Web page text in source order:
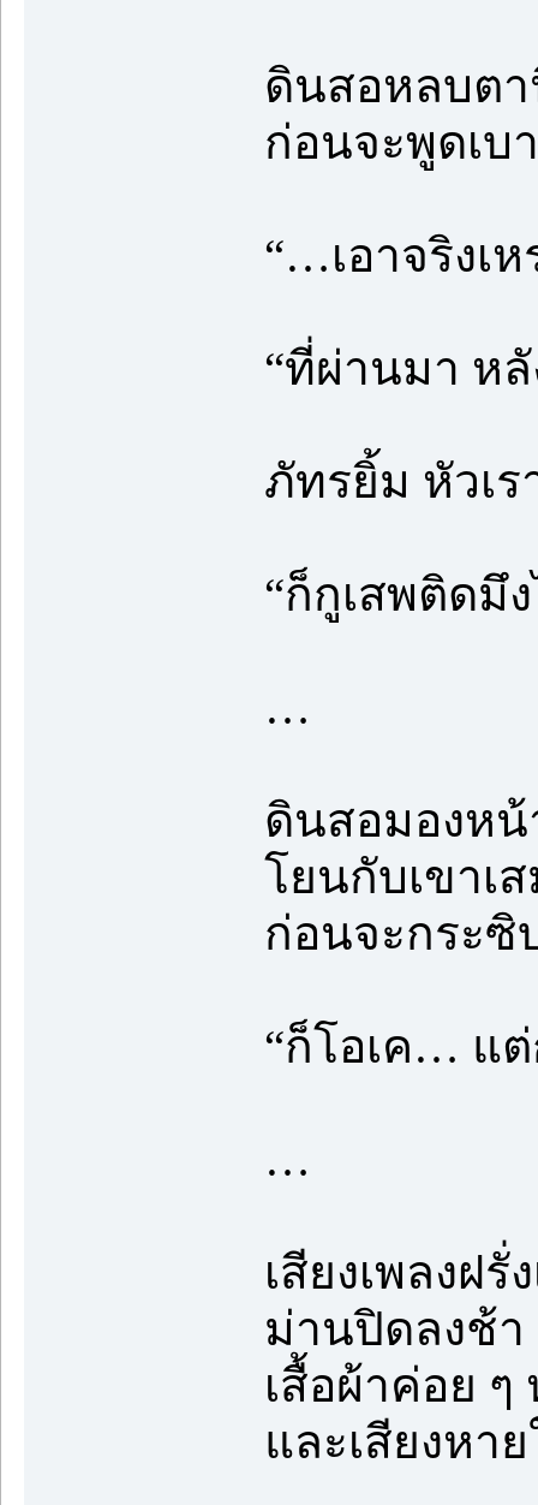
ดินสอหลบต
ก่อนจะพูดเบ
“…เอาจริงเห
“ที่ผ่านมา หลั
ภัทรยิ้ม หัวเร
“ก็กูเสพติดมึ
…
ดินสอมองห
โยนกับเขาเ
ก่อนจะกระซิ
“ก็โอเค… แต่
…
เสียงเพลงฝรั่
ม่านปิดลงช้า
เสื้อผ้าค่อย
และเสียงหา